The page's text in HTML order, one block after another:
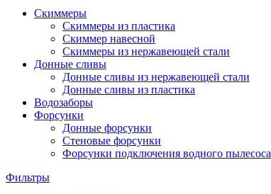
Скиммеры
Скиммеры из пластика
Скиммер навесной
Скиммеры из нержавеющей стали
Донные сливы
Донные сливы из нержавеющей стали
Донные сливы из пластика
Водозаборы
Форсунки
Донные форсунки
Стеновые форсунки
Форсунки подключения водного пылесоса
Фильтры